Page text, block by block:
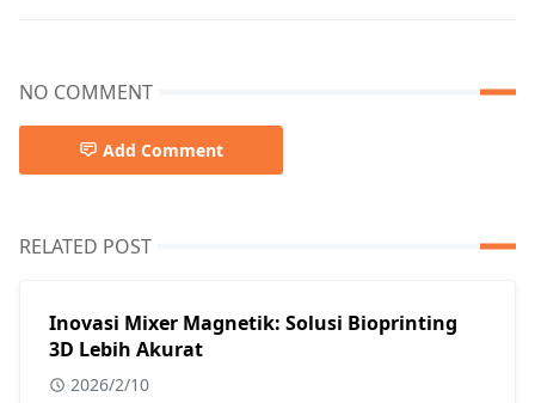
NO COMMENT
Add Comment
RELATED POST
Inovasi Mixer Magnetik: Solusi Bioprinting
3D Lebih Akurat
2026/2/10